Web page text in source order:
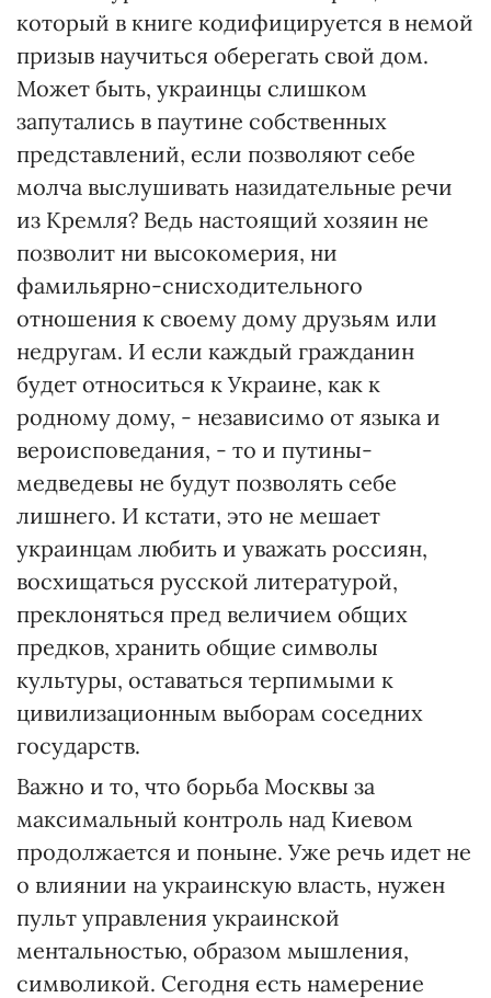
который в книге кодифицируется в немой
призыв научиться оберегать свой дом.
Может быть, украинцы слишком
запутались в паутине собственных
представлений, если позволяют себе
молча выслушивать назидательные речи
из Кремля? Ведь настоящий хозяин не
позволит ни высокомерия, ни
фамильярно-снисходительного
отношения к своему дому друзьям или
недругам. И если каждый гражданин
будет относиться к Украине, как к
родному дому, - независимо от языка и
вероисповедания, - то и путины-
медведевы не будут позволять себе
лишнего. И кстати, это не мешает
украинцам любить и уважать россиян,
восхищаться русской литературой,
преклоняться пред величием общих
предков, хранить общие символы
культуры, оставаться терпимыми к
цивилизационным выборам соседних
государств.
Важно и то, что борьба Москвы за
максимальный контроль над Киевом
продолжается и поныне. Уже речь идет не
о влиянии на украинскую власть, нужен
пульт управления украинской
ментальностью, образом мышления,
символикой. Сегодня есть намерение